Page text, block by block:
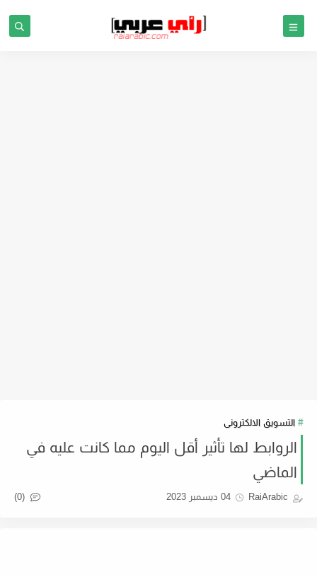
التسويق الالكترونى
الروابط لها تأثير أقل اليوم مما كانت عليه في
الماضي
RaiArabic 04 ديسمبر 2023 (0)